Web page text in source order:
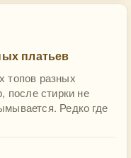
платьев
топов разных
после стирки не
Редко где